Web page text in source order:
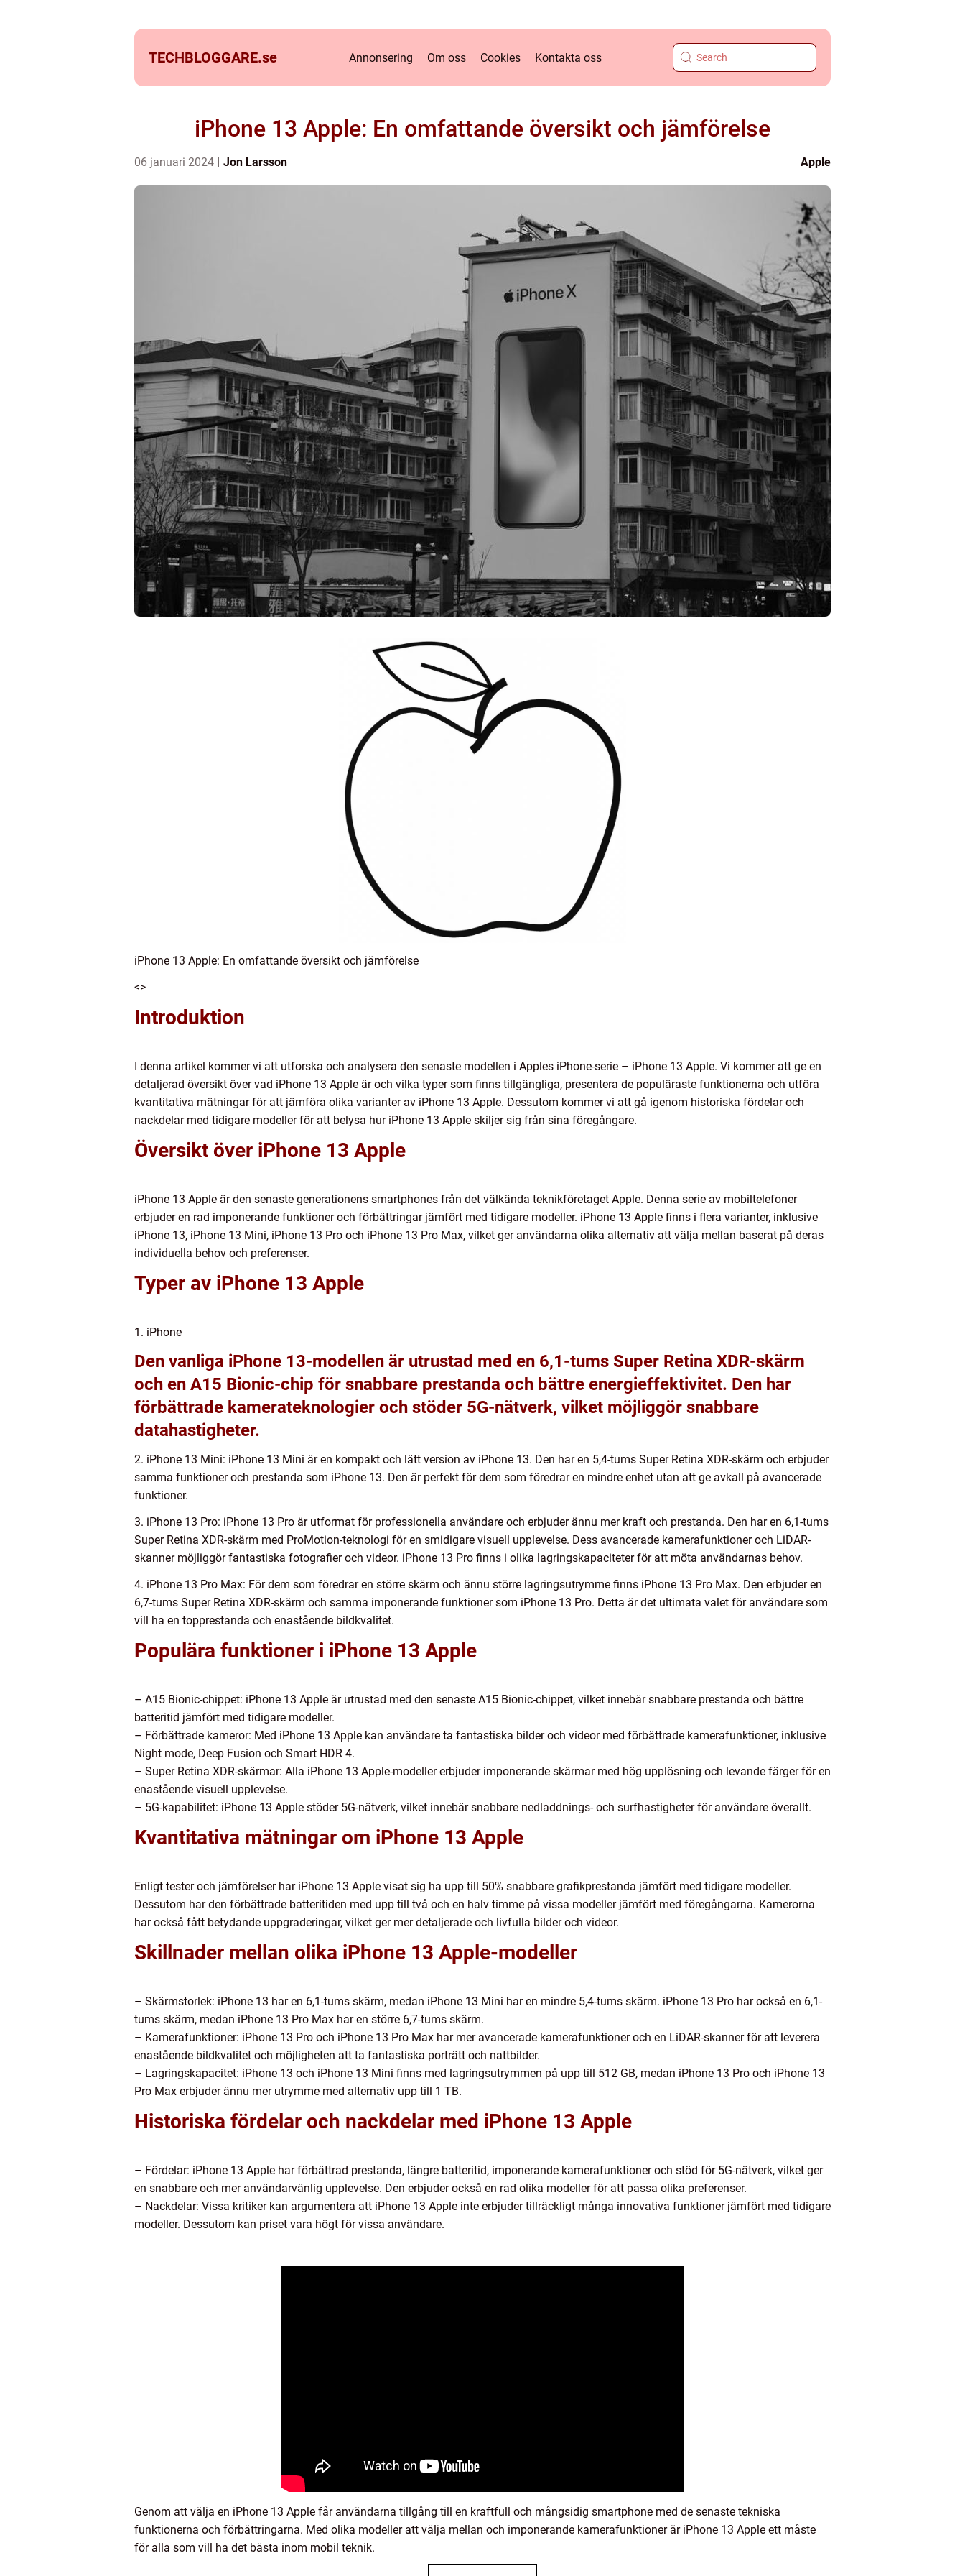
TECHBLOGGARE.se Annonsering Om oss Cookies Kontakta oss
iPhone 13 Apple: En omfattande översikt och jämförelse
06 januari 2024 Jon Larsson Apple
iPhone 13 Apple: En omfattande översikt och jämförelse
<>
Introduktion
I denna artikel kommer vi att utforska och analysera den senaste modellen i Apples iPhone-serie – iPhone 13 Apple. Vi kommer att ge en
detaljerad översikt över vad iPhone 13 Apple är och vilka typer som finns tillgängliga, presentera de populäraste funktionerna och utföra
kvantitativa mätningar för att jämföra olika varianter av iPhone 13 Apple. Dessutom kommer vi att gå igenom historiska fördelar och
nackdelar med tidigare modeller för att belysa hur iPhone 13 Apple skiljer sig från sina föregångare.
Översikt över iPhone 13 Apple
iPhone 13 Apple är den senaste generationens smartphones från det välkända teknikföretaget Apple. Denna serie av mobiltelefoner
erbjuder en rad imponerande funktioner och förbättringar jämfört med tidigare modeller. iPhone 13 Apple finns i flera varianter, inklusive
iPhone 13, iPhone 13 Mini, iPhone 13 Pro och iPhone 13 Pro Max, vilket ger användarna olika alternativ att välja mellan baserat på deras
individuella behov och preferenser.
Typer av iPhone 13 Apple
1. iPhone
Den vanliga iPhone 13-modellen är utrustad med en 6,1-tums Super Retina XDR-skärm
och en A15 Bionic-chip för snabbare prestanda och bättre energieffektivitet. Den har
förbättrade kamerateknologier och stöder 5G-nätverk, vilket möjliggör snabbare
datahastigheter.
2. iPhone 13 Mini: iPhone 13 Mini är en kompakt och lätt version av iPhone 13. Den har en 5,4-tums Super Retina XDR-skärm och erbjuder
samma funktioner och prestanda som iPhone 13. Den är perfekt för dem som föredrar en mindre enhet utan att ge avkall på avancerade
funktioner.
3. iPhone 13 Pro: iPhone 13 Pro är utformat för professionella användare och erbjuder ännu mer kraft och prestanda. Den har en 6,1-tums
Super Retina XDR-skärm med ProMotion-teknologi för en smidigare visuell upplevelse. Dess avancerade kamerafunktioner och LiDAR-
skanner möjliggör fantastiska fotografier och videor. iPhone 13 Pro finns i olika lagringskapaciteter för att möta användarnas behov.
4. iPhone 13 Pro Max: För dem som föredrar en större skärm och ännu större lagringsutrymme finns iPhone 13 Pro Max. Den erbjuder en
6,7-tums Super Retina XDR-skärm och samma imponerande funktioner som iPhone 13 Pro. Detta är det ultimata valet för användare som
vill ha en topprestanda och enastående bildkvalitet.
Populära funktioner i iPhone 13 Apple
– A15 Bionic-chippet: iPhone 13 Apple är utrustad med den senaste A15 Bionic-chippet, vilket innebär snabbare prestanda och bättre
batteritid jämfört med tidigare modeller.
– Förbättrade kameror: Med iPhone 13 Apple kan användare ta fantastiska bilder och videor med förbättrade kamerafunktioner, inklusive
Night mode, Deep Fusion och Smart HDR 4.
– Super Retina XDR-skärmar: Alla iPhone 13 Apple-modeller erbjuder imponerande skärmar med hög upplösning och levande färger för en
enastående visuell upplevelse.
– 5G-kapabilitet: iPhone 13 Apple stöder 5G-nätverk, vilket innebär snabbare nedladdnings- och surfhastigheter för användare överallt.
Kvantitativa mätningar om iPhone 13 Apple
Enligt tester och jämförelser har iPhone 13 Apple visat sig ha upp till 50% snabbare grafikprestanda jämfört med tidigare modeller.
Dessutom har den förbättrade batteritiden med upp till två och en halv timme på vissa modeller jämfört med föregångarna. Kamerorna
har också fått betydande uppgraderingar, vilket ger mer detaljerade och livfulla bilder och videor.
Skillnader mellan olika iPhone 13 Apple-modeller
– Skärmstorlek: iPhone 13 har en 6,1-tums skärm, medan iPhone 13 Mini har en mindre 5,4-tums skärm. iPhone 13 Pro har också en 6,1-
tums skärm, medan iPhone 13 Pro Max har en större 6,7-tums skärm.
– Kamerafunktioner: iPhone 13 Pro och iPhone 13 Pro Max har mer avancerade kamerafunktioner och en LiDAR-skanner för att leverera
enastående bildkvalitet och möjligheten att ta fantastiska porträtt och nattbilder.
– Lagringskapacitet: iPhone 13 och iPhone 13 Mini finns med lagringsutrymmen på upp till 512 GB, medan iPhone 13 Pro och iPhone 13
Pro Max erbjuder ännu mer utrymme med alternativ upp till 1 TB.
Historiska fördelar och nackdelar med iPhone 13 Apple
– Fördelar: iPhone 13 Apple har förbättrad prestanda, längre batteritid, imponerande kamerafunktioner och stöd för 5G-nätverk, vilket ger
en snabbare och mer användarvänlig upplevelse. Den erbjuder också en rad olika modeller för att passa olika preferenser.
– Nackdelar: Vissa kritiker kan argumentera att iPhone 13 Apple inte erbjuder tillräckligt många innovativa funktioner jämfört med tidigare
modeller. Dessutom kan priset vara högt för vissa användare.
Genom att välja en iPhone 13 Apple får användarna tillgång till en kraftfull och mångsidig smartphone med de senaste tekniska
funktionerna och förbättringarna. Med olika modeller att välja mellan och imponerande kamerafunktioner är iPhone 13 Apple ett måste
för alla som vill ha det bästa inom mobil teknik.